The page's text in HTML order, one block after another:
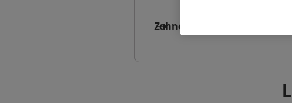
Zahnersatzversicherung